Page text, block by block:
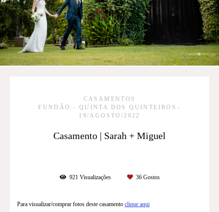
CASAMENTOS
FUNDÃO - QUINTA DOS QUINTEIROS
19/AGOSTO/2022
Casamento | Sarah + Miguel
921Visualizações 36Gostos
Para visualizar/comprar fotos deste casamento clique aqui